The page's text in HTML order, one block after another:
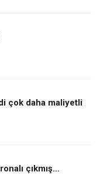
çok daha maliyetli
çıkmış…